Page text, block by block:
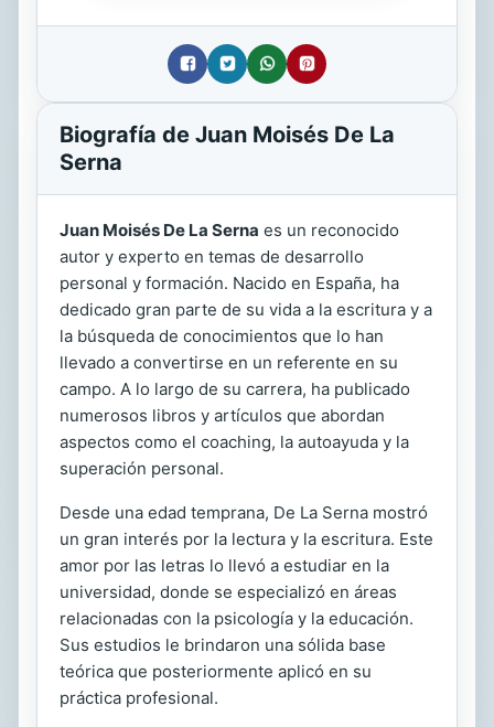
Biografía de Juan Moisés De La
Serna
Juan Moisés De La Serna es un reconocido
autor y experto en temas de desarrollo
personal y formación. Nacido en España, ha
dedicado gran parte de su vida a la escritura y a
la búsqueda de conocimientos que lo han
llevado a convertirse en un referente en su
campo. A lo largo de su carrera, ha publicado
numerosos libros y artículos que abordan
aspectos como el coaching, la autoayuda y la
superación personal.
Desde una edad temprana, De La Serna mostró
un gran interés por la lectura y la escritura. Este
amor por las letras lo llevó a estudiar en la
universidad, donde se especializó en áreas
relacionadas con la psicología y la educación.
Sus estudios le brindaron una sólida base
teórica que posteriormente aplicó en su
práctica profesional.